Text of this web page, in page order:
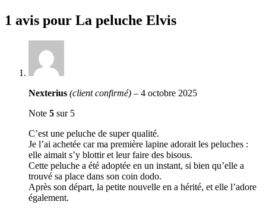
1 avis pour La peluche Elvis
Nexterius (client confirmé) – 4 octobre 2025
Note 5 sur 5
C’est une peluche de super qualité.
Je l’ai achetée car ma première lapine adorait les peluches :
elle aimait s’y blottir et leur faire des bisous.
Cette peluche a été adoptée en un instant, si bien qu’elle a
trouvé sa place dans son coin dodo.
Après son départ, la petite nouvelle en a hérité, et elle l’adore
également.